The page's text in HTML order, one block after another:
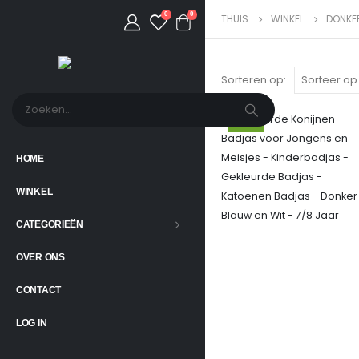
0 0
HOME
WINKEL
CATEGORIEËN
OVER ONS
CONTACT
LOG IN
THUIS WINKEL
Sorteren op: